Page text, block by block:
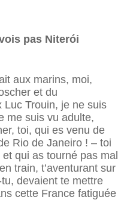
pas Niterói
aux marins, moi,
et du
Luc Trouin, je ne suis
me suis vu adulte,
toi, qui es venu de
Rio de Janeiro ! – toi
qui as tourné pas mal
train, t’aventurant sur
devaient te mettre
cette France fatiguée